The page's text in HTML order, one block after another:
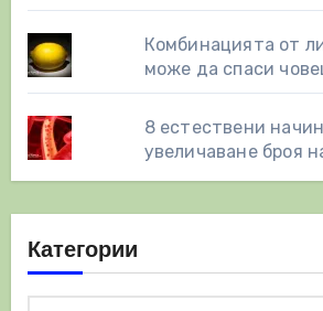
Комбинацията от
може да спаси
8 eстествени
увеличаване броя
Категории